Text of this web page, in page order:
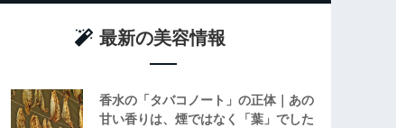
最新の美容情報
香水の「タバコノート」の正体｜あの
甘い香りは、煙ではなく「葉」でした